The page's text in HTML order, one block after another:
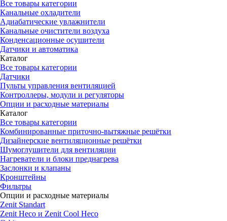
Все товары категории
Канальные охладители
Адиабатические увлажнители
Канальные очистители воздуха
Конденсационные осушители
Датчики и автоматика
Каталог
Все товары категории
Датчики
Пульты управления вентиляцией
Контроллеры, модули и регуляторы
Опции и расходные материалы
Каталог
Все товары категории
Комбинированные приточно-вытяжные решётки
Дизайнерские вентиляционные решётки
Шумоглушители для вентиляции
Нагреватели и блоки преднагрева
Заслонки и клапаны
Кронштейны
Фильтры
Опции и расходные материалы
Zenit Standart
Zenit Heco и Zenit Cool Heco